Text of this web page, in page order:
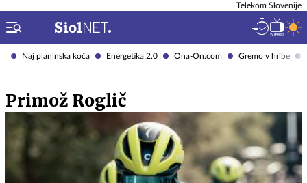
Naj planinska koča Energetika 2.0 Ona-On.com Gremo v hribe
Telekom Slovenije
Primož Roglič